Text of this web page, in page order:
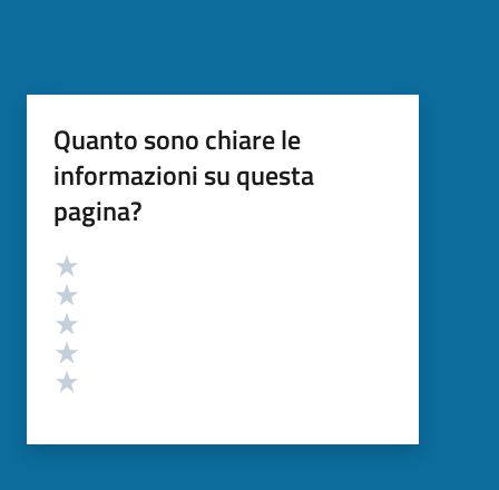
Quanto sono chiare le
informazioni su questa
pagina?
Valutazione